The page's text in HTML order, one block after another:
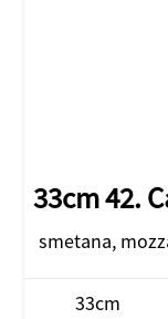
33cm 42.
smetana,
33cm